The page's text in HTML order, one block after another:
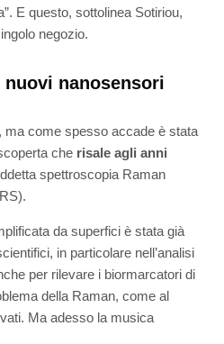
E questo, sottolinea Sotiriou,
negozio.
nanosensori
ma come spesso accade è stata
che risale agli anni
spettroscopia Raman
da superfici è stata già
in particolare nell’analisi
per rilevare i biormarcatori di
della Raman, come al
Ma adesso la musica